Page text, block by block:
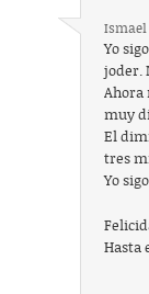
Ismael
Yo
joder.
Ahora
muy
El
tres
Yo
Hasta